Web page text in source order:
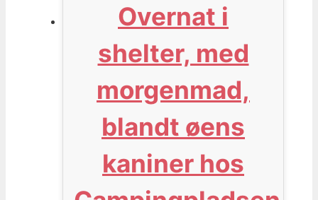
Overnat i
shelter, med
morgenmad,
blandt øens
kaniner hos